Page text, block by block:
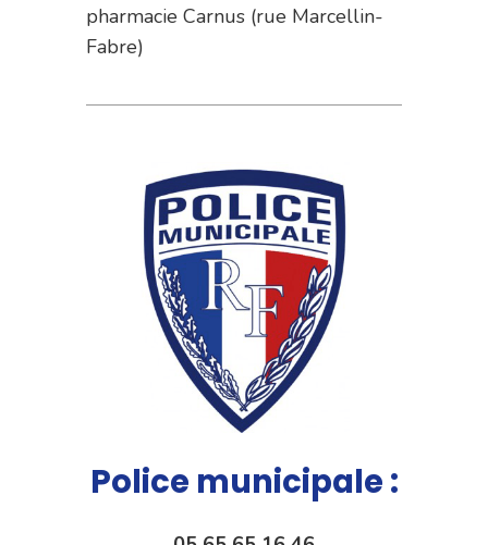
pharmacie Carnus (rue Marcellin-
Fabre)
Police municipale :